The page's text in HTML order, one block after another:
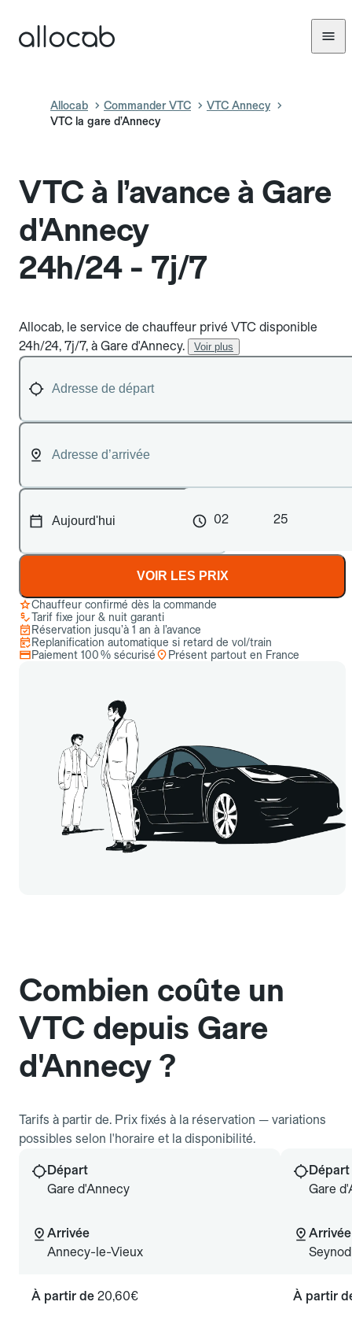
Allocab Commander VTC
VTC Annecy
VTC la gare d’Annecy
VTC à l’avance à Gare
d'Annecy
24h/24 - 7j/7
Allocab, le service de chauffeur privé VTC disponible
24h/24, 7j/7, à Gare d'Annecy.
Voir plus
02 25
VOIR LES PRIX
Chauffeur confirmé dès la commande
Tarif fixe jour & nuit garanti
Réservation jusqu’à 1 an à l’avance
Replanification automatique si retard de vol/train
Paiement 100 % sécurisé
Présent partout en France
Combien coûte un
VTC depuis Gare
d'Annecy ?
Tarifs à partir de. Prix fixés à la réservation — variations
possibles selon l'horaire et la disponibilité.
Départ
Gare d'Annecy
Arrivée
Annecy-le-Vieux
À partir de 20,60€
Départ
Gare
Arrivée
Seynod
À partir